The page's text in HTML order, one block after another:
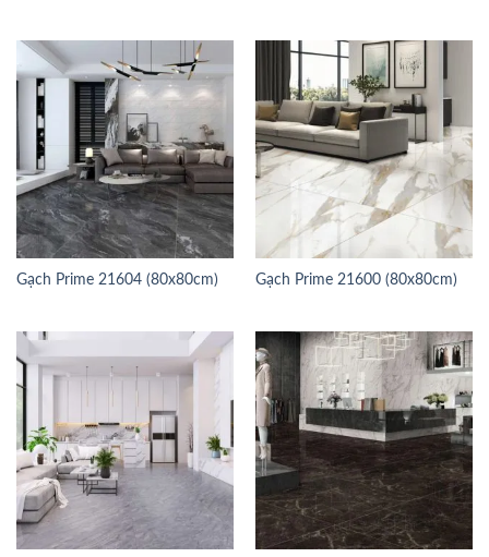
Gạch Prime 21604 (80x80cm) Gạch Prime 21600 (80x80cm)